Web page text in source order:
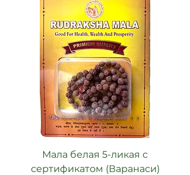
Мала белая 5-ликая с
сертификатом (Варанаси)